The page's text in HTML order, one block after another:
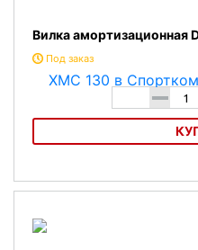
Вилка амортизационная
Под заказ
-
Вилка амортизационная DT